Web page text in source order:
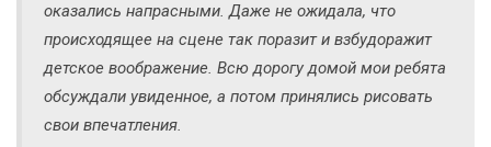
оказались напрасными. Даже не ожидала, что
происходящее на сцене так поразит и взбудоражит
детское воображение. Всю дорогу домой мои ребята
обсуждали увиденное, а потом принялись рисовать
свои впечатления.